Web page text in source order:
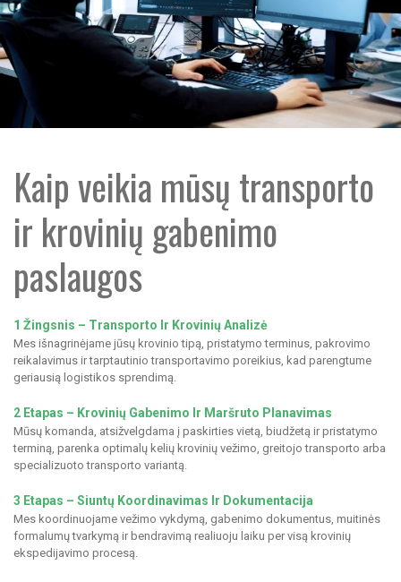
Kaip veikia mūsų transporto
ir krovinių gabenimo
paslaugos
1 Žingsnis – Transporto Ir Krovinių Analizė
Mes išnagrinėjame jūsų krovinio tipą, pristatymo terminus, pakrovimo
reikalavimus ir tarptautinio transportavimo poreikius, kad parengtume
geriausią logistikos sprendimą.
2 Etapas – Krovinių Gabenimo Ir Maršruto Planavimas
Mūsų komanda, atsižvelgdama į paskirties vietą, biudžetą ir pristatymo
terminą, parenka optimalų kelių krovinių vežimo, greitojo transporto arba
specializuoto transporto variantą.
3 Etapas – Siuntų Koordinavimas Ir Dokumentacija
Mes koordinuojame vežimo vykdymą, gabenimo dokumentus, muitinės
formalumų tvarkymą ir bendravimą realiuoju laiku per visą krovinių
ekspedijavimo procesą.